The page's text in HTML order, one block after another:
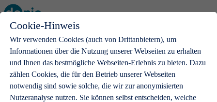
Cookie-Hinweis
Wir verwenden Cookies (auch von Drittanbietern), um
Informationen über die Nutzung unserer Webseiten zu erhalten
und Ihnen das bestmögliche Webseiten-Erlebnis zu bieten. Dazu
zählen Cookies, die für den Betrieb unserer Webseiten
notwendig sind sowie solche, die wir zur anonymisierten
Nutzeranalyse nutzen. Sie können selbst entscheiden, welche
Open main menu